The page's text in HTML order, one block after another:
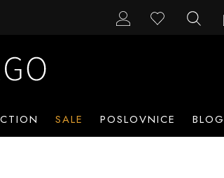
SALE POSLOVNICE BLOG